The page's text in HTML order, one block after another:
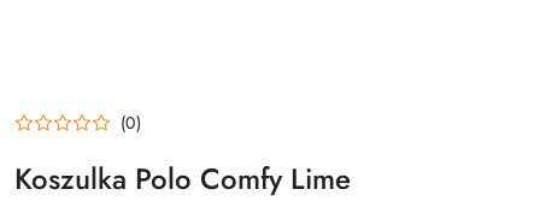
(0)
Koszulka Polo Comfy Lime